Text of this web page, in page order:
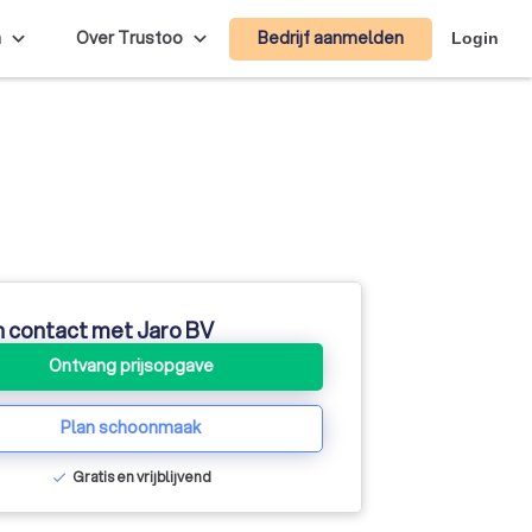
Over Trustoo Bedrijf aanmelden Login
contact met Jaro BV
Ontvang prijsopgave
Plan schoonmaak
check Gratis en vrijblijvend